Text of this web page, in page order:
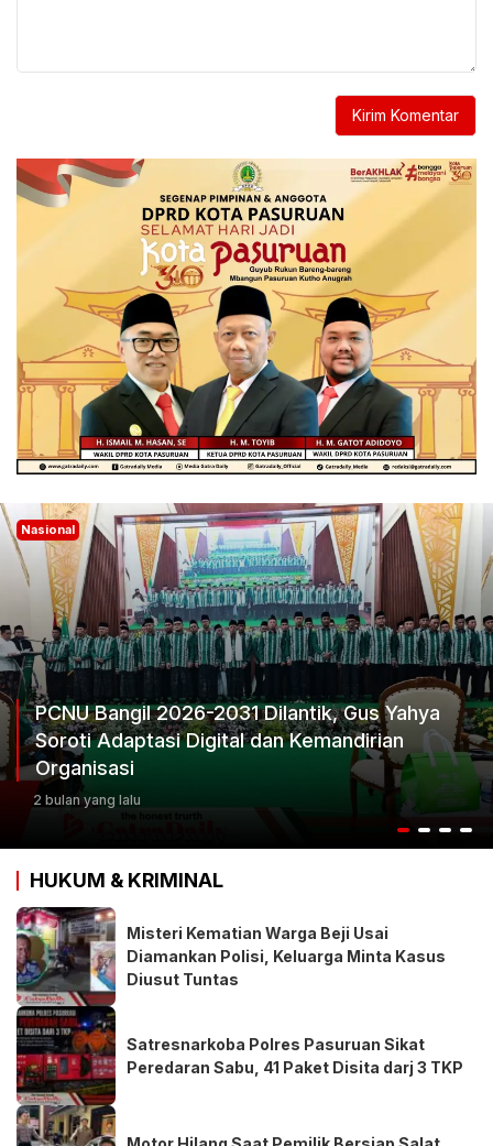
Nasional
PCNU Bangil 2026-2031 Dilantik, Gus Yahya
Soroti Adaptasi Digital dan Kemandirian
Organisasi
2 bulan yang lalu
HUKUM & KRIMINAL
Misteri Kematian Warga Beji Usai
Diamankan Polisi, Keluarga Minta Kasus
Diusut Tuntas
Satresnarkoba Polres Pasuruan Sikat
Peredaran Sabu, 41 Paket Disita darj 3 TKP